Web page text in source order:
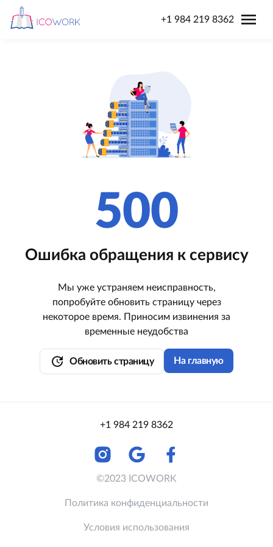
+1 984 219 8362 menu
500
Ошибка обращения к сервису
Мы уже устраняем неисправность,
попробуйте обновить страницу через
некоторое время. Приносим извинения за
временные неудобства
update Обновить страницу На главную
+1 984 219 8362
©2023 ICOWORK
Политика конфиденциальности
Условия использования